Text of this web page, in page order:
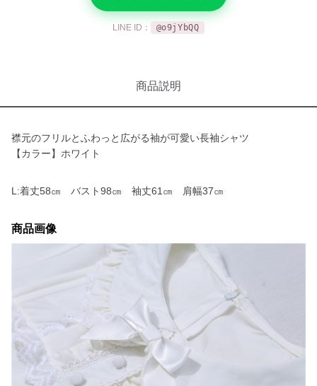
LINE ID： @o9jYbQQ
商品説明
襟元のフリルとふわっと広がる袖が可愛い長袖シャツ
【カラー】ホワイト
L:着丈58㎝ バスト98㎝ 袖丈61㎝ 肩幅37㎝
商品画像